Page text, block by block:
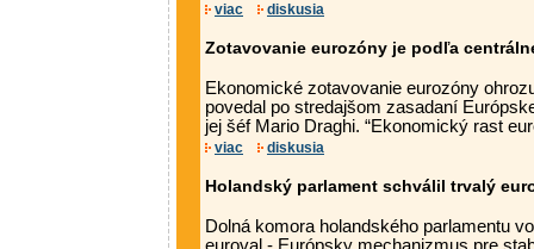
viac diskusia
Zotavovanie eurozóny je podľa
Ekonomické zotavovanie eurozóny
povedal po stredajšom zasadaní
jej šéf Mario Draghi. “Ekonomický rast
viac diskusia
Holandský parlament schválil trvalý
Dolná komora holandského parlamentu